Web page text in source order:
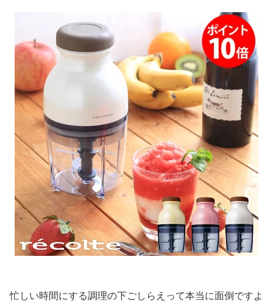
忙しい時間にする調理の下ごしらえって本当に面倒ですよ